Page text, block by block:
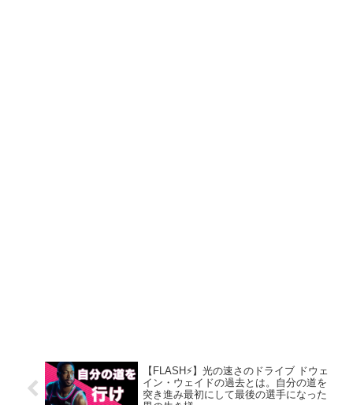
【FLASH⚡️】光の速さのドライブ ドウェ
イン・ウェイドの過去とは。自分の道を
突き進み最初にして最後の選手になった